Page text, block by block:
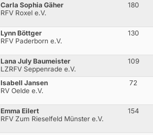
Carla Sophia Gäher
RFV Roxel e.V.
180
Lynn Böttger
RFV Paderborn e.V.
130
Lana July Baumeister
LZRFV Seppenrade e.V.
109
Isabell Jansen
RV Oelde e.V.
72
Emma Eilert
RFV Zum Rieselfeld Münster e.V.
154